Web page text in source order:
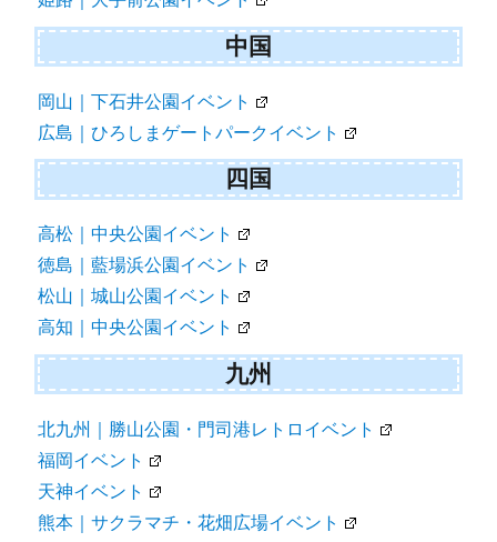
中国
岡山｜下石井公園イベント
広島｜ひろしまゲートパークイベント
四国
高松｜中央公園イベント
徳島｜藍場浜公園イベント
松山｜城山公園イベント
高知｜中央公園イベント
九州
北九州｜勝山公園・門司港レトロイベント
福岡イベント
天神イベント
熊本｜サクラマチ・花畑広場イベント